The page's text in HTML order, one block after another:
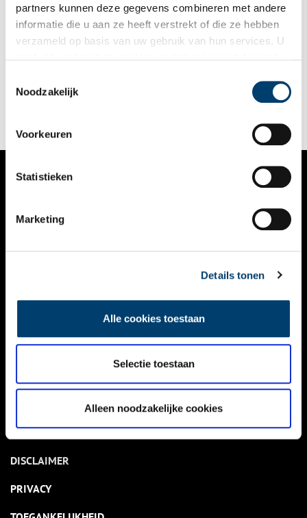
partners kunnen deze gegevens combineren met andere
informatie die u aan ze heeft verstrekt of die ze hebben
verzameld op basis van uw gebruik van hun services. U
Noodzakelijk
Voorkeuren
Statistieken
Marketing
Details tonen
Alle cookies toestaan
Selectie toestaan
Alleen noodzakelijke cookies
Op stap met Jac. P. Thijsse naar de Koenenkade
Frisse lucht, groen, weidse luchten – daar heb je tijdens een
pandemie behoefte aan. Wandel daarom even mee met
NIEUWS
KALENDER
ACTIVITEITEN
NIEUWSBRIEF
DISCLAIMER
PRIVACY